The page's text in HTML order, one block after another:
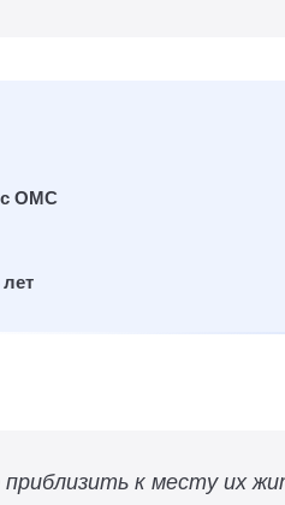
ОМС
к месту их